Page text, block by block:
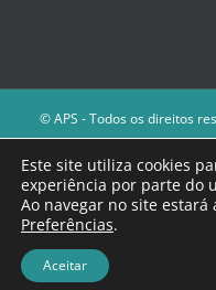
© APS - Todos os direitos
A Direção da APS reserva-
violem
Os textos assinados e
Este site utiliza cookies
experiência por parte do
Ao navegar no site
Preferências.
Aceitar